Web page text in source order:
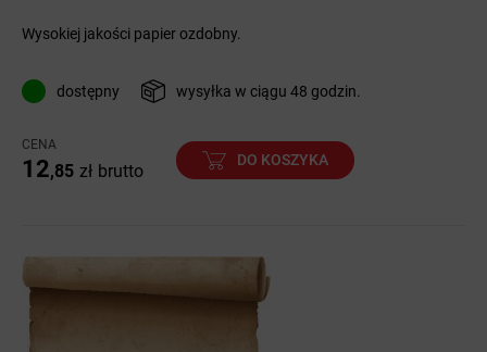
Wysokiej jakości papier ozdobny.
dostępny wysyłka w ciągu 48 godzin.
CENA
12,85 zł brutto
DO KOSZYKA